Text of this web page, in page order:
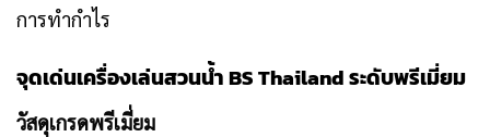
การทำกำไร
จุดเด่นเครื่องเล่นสวนน้ำ BS Thailand ระดับพรีเมี่ยม
วัสดุเกรดพรีเมี่ยม